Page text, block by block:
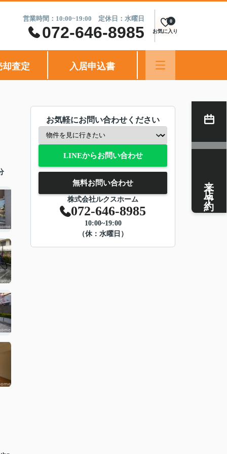
営業時間：10:00~19:00 定休日：水曜日
072-646-8985 お気に入り
0
却査定 入居申込書
お気軽にお問い合わせください
LINEからお問い合わせ
無料お問い合わせ
株式会社ルクスホーム
072-646-8985
10:00~19:00
（休：水曜日）
来店予約